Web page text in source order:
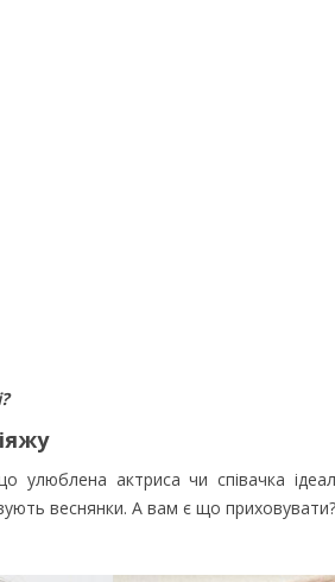
улюблена актриса чи співачка
веснянки. А вам є що приховувати?